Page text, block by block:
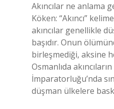
Akıncılar ne anlama
Köken: “Akıncı”
akıncılar genellikle
başıdır. Onun
birleşmediği, aksine
Osmanlıda
İmparatorluğu’nda
düşman ülkelere